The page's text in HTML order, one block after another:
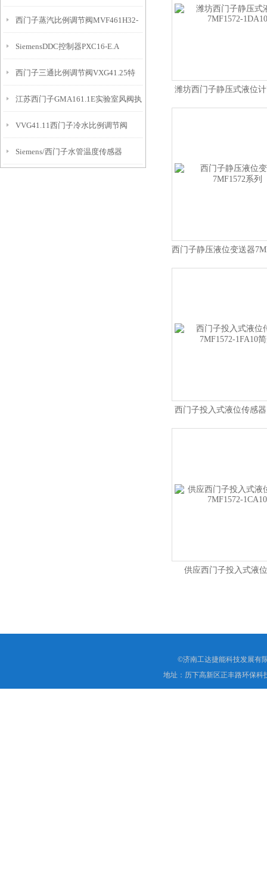
设计
西门子蒸汽比例调节阀MVF461H32-
12
SiemensDDC控制器PXC16-E.A
西门子三通比例调节阀VXG41.25特
点
江苏西门子GMA161.1E实验室风阀执
行器
VVG41.11西门子冷水比例调节阀
Siemens/西门子水管温度传感器
潍坊西门子静压式液位计
1DA10
西门子静压液位变送器
西门子投入式液位传感器
1FA10简介
供应西门子投入式液
©济南工达捷能科技发展有
地址：历下高新区正丰路环保科